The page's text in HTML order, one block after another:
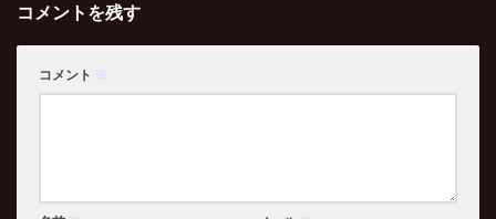
コメントを残す
コメント ※